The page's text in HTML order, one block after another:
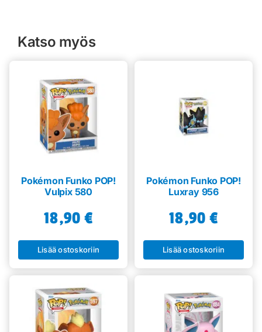
Katso myös
Pokémon Funko POP!
Vulpix 580
18,90 €
Lisää ostoskoriin
Pokémon Funko POP!
Luxray 956
18,90 €
Lisää ostoskoriin